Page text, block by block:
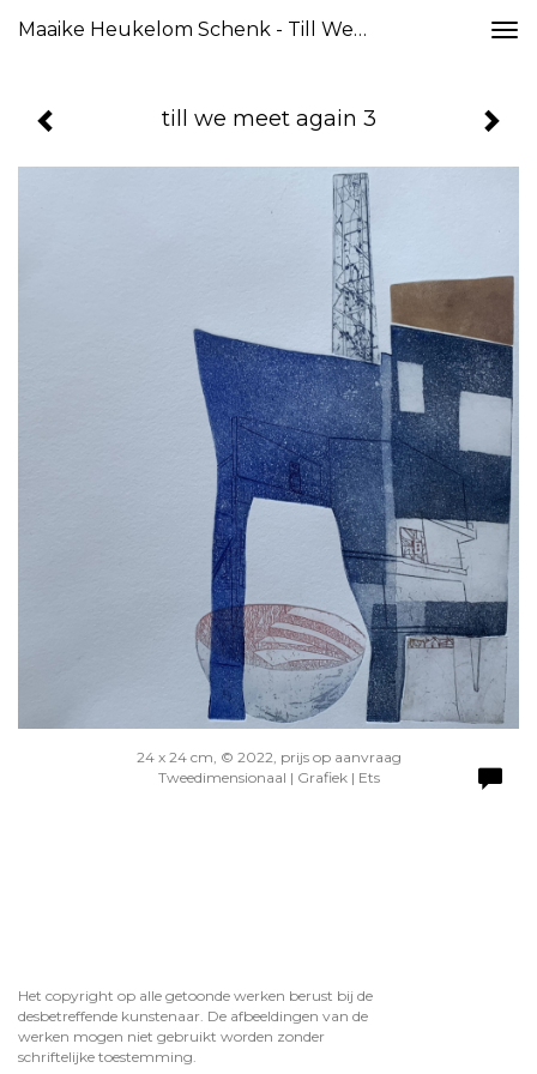
Maaike Heukelom Schenk - Till We Meet Again 3
till we meet again 3
24 x 24 cm, © 2022, prijs op aanvraag
Tweedimensionaal | Grafiek | Ets
Het copyright op alle getoonde werken berust bij de
desbetreffende kunstenaar. De afbeeldingen van de
werken mogen niet gebruikt worden zonder
schriftelijke toestemming.